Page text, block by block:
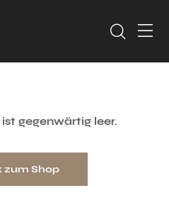
gegenwärtig leer.
zum Shop